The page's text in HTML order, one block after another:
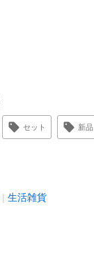
セット 新品
生活雑貨